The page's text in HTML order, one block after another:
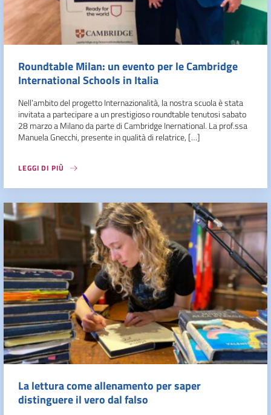
Roundtable Milan: un evento per le Cambridge
International Schools in Italia
Nell’ambito del progetto Internazionalità, la nostra scuola è stata
invitata a partecipare a un prestigioso roundtable tenutosi sabato
28 marzo a Milano da parte di Cambridge Inernational. La prof.ssa
Manuela Gnecchi, presente in qualità di relatrice, […]
LEGGI DI PIÙ
La lettura come allenamento per saper
distinguere il vero dal falso